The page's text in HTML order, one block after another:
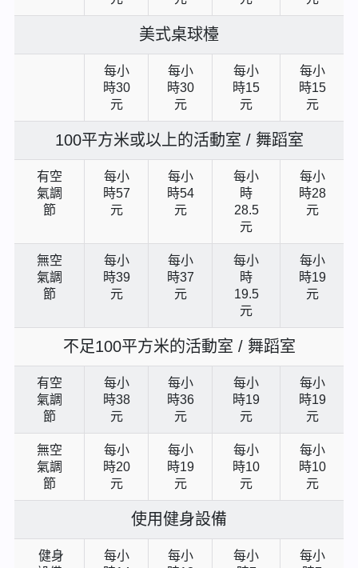
美式桌球檯
每小
時30
元
每小
時30
元
每小
時15
元
每小
時15
元
100平方米或以上的活動室 / 舞蹈室
有空
氣調
節
每小
時57
元
每小
時54
元
每小
時
28.5
元
每小
時28
元
無空
氣調
節
每小
時39
元
每小
時37
元
每小
時
19.5
元
每小
時19
元
不足100平方米的活動室 / 舞蹈室
有空
氣調
節
每小
時38
元
每小
時36
元
每小
時19
元
每小
時19
元
無空
氣調
節
每小
時20
元
每小
時19
元
每小
時10
元
每小
時10
元
使用健身設備
健身
每小
每小
每小
每小